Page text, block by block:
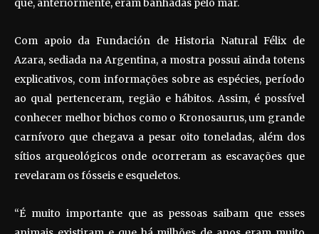
que, anteriormente, eram banhadas pelo mar.
Com apoio da Fundación de Historia Natural Félix de
Azara, sediada na Argentina, a mostra possui ainda totens
explicativos, com informações sobre as espécies, período
ao qual pertenceram, região e hábitos. Assim, é possível
conhecer melhor bichos como o Kronosaurus, um grande
carnívoro que chegava a pesar oito toneladas, além dos
sítios arqueológicos onde ocorreram as escavações que
revelaram os fósseis e esqueletos.
“É muito importante que as pessoas saibam que esses